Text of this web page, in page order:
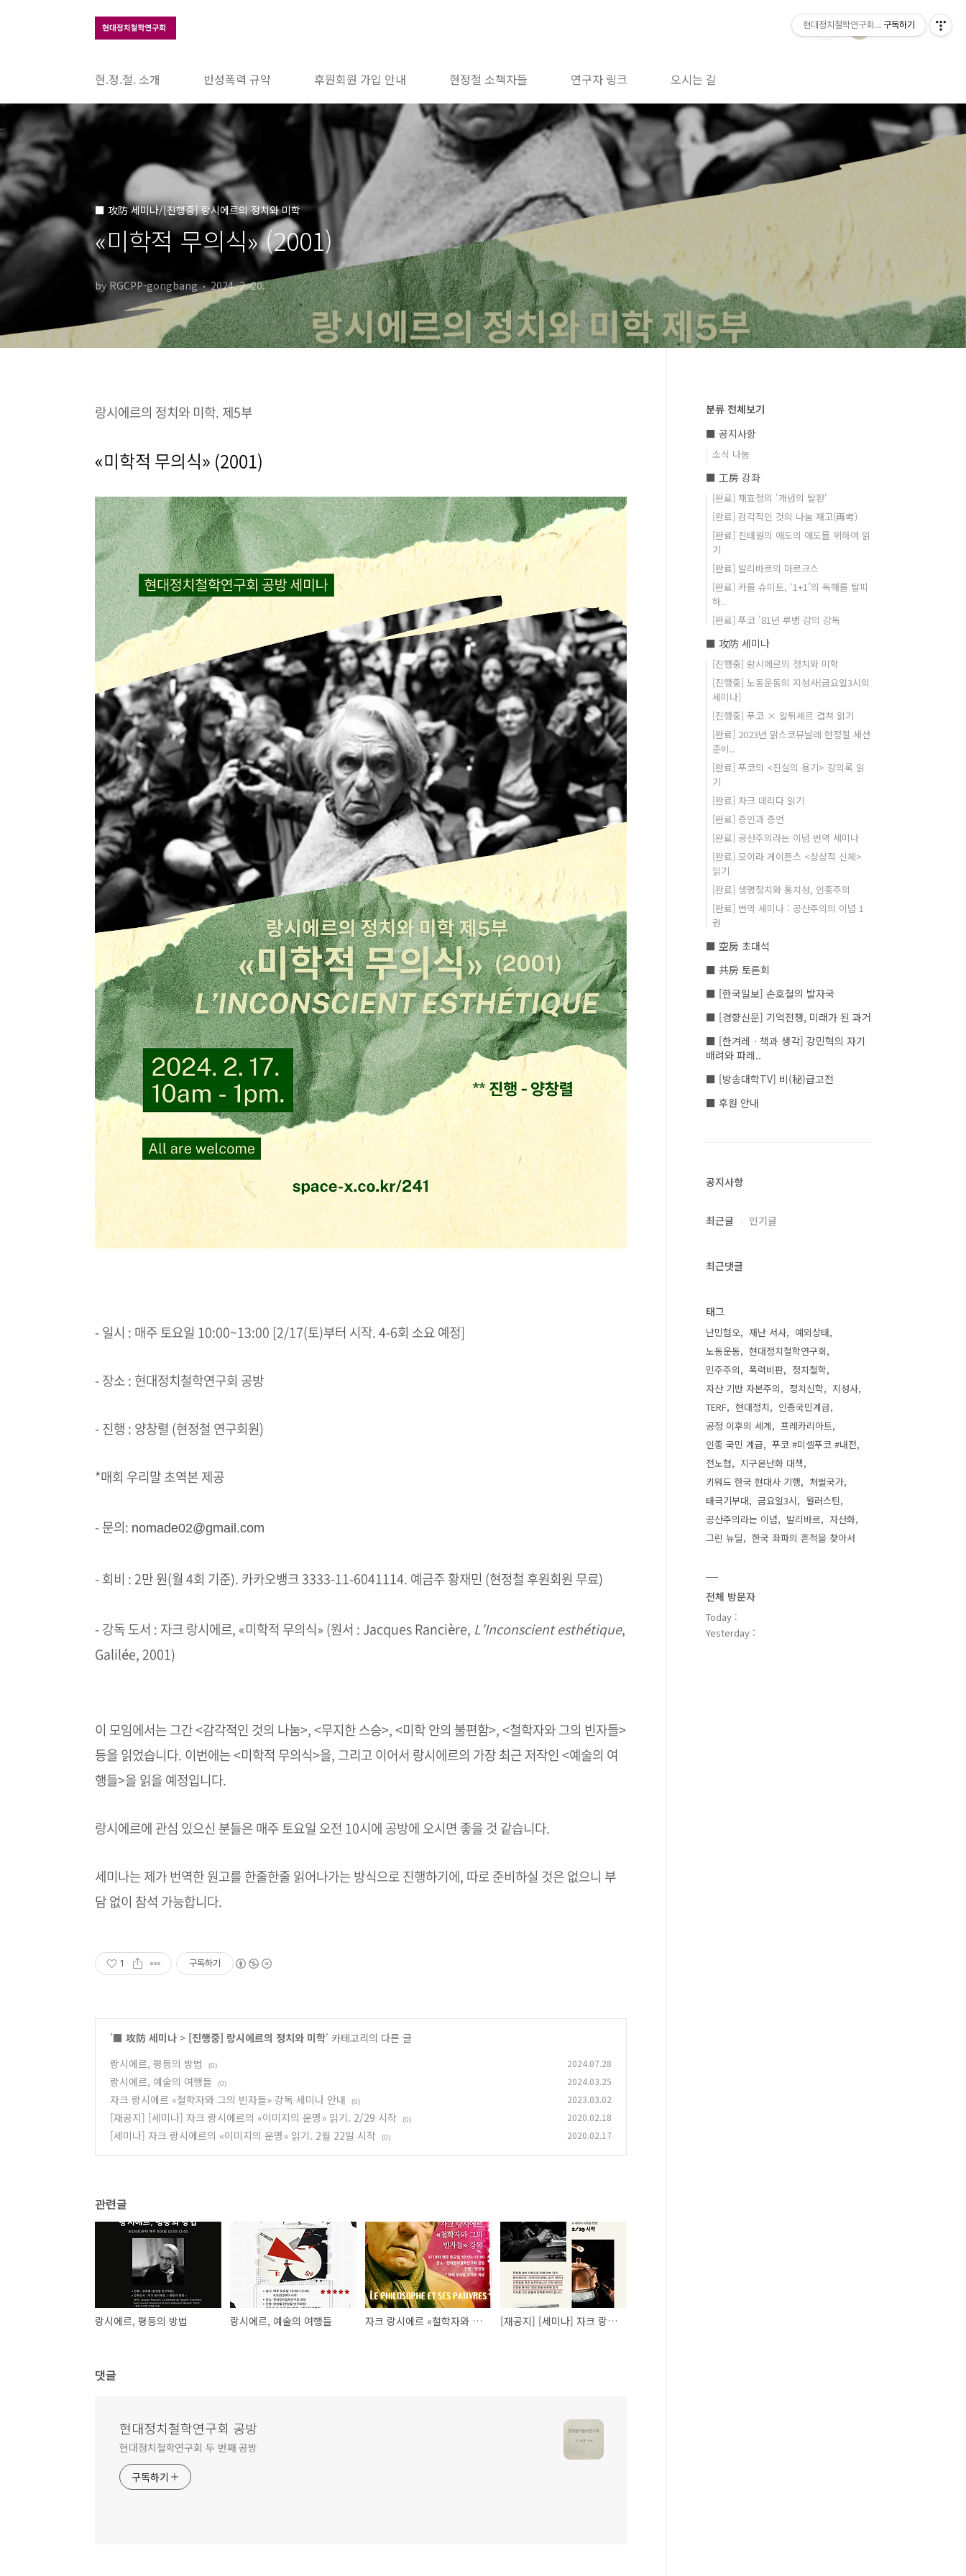
현.정.철. 소개 반성폭력 규약 후원회원 가입 안내 현정철 소책자들 연구자 링크 오시는 길
■ 攻防 세미나/[진행중] 랑시에르의 정치와 미학
«미학적 무의식» (2001)
by RGCPP-gongbang 2024. 2. 20.
랑시에르의 정치와 미학. 제5부
«미학적 무의식» (2001)
- 일시 : 매주 토요일 10:00~13:00 [2/17(토)부터 시작. 4-6회 소요 예정]
- 장소 : 현대정치철학연구회 공방
- 진행 : 양창렬 (현정철 연구회원)
*매회 우리말 초역본 제공
- 문의: nomade02@gmail.com
- 회비 : 2만 원(월 4회 기준). 카카오뱅크 3333-11-6041114. 예금주 황재민 (현정철 후원회원 무료)
- 강독 도서 : 자크 랑시에르, «미학적 무의식» (원서 : Jacques Rancière, L’Inconscient esthétique,
Galilée, 2001)
이 모임에서는 그간 <감각적인 것의 나눔>, <무지한 스승>, <미학 안의 불편함>, <철학자와 그의 빈자들>
등을 읽었습니다. 이번에는 <미학적 무의식>을, 그리고 이어서 랑시에르의 가장 최근 저작인 <예술의 여
행들>을 읽을 예정입니다.
랑시에르에 관심 있으신 분들은 매주 토요일 오전 10시에 공방에 오시면 좋을 것 같습니다.
세미나는 제가 번역한 원고를 한줄한줄 읽어나가는 방식으로 진행하기에, 따로 준비하실 것은 없으니 부
담 없이 참석 가능합니다.
1 구독하기
'■ 攻防 세미나 > [진행중] 랑시에르의 정치와 미학' 카테고리의 다른 글
랑시에르, 평등의 방법
(0) 2024.07.28
랑시에르, 예술의 여행들 (0) 2024.03.25
자크 랑시에르 «철학자와 그의 빈자들» 강독 세미나 안내 (0) 2023.03.02
[재공지] [세미나] 자크 랑시에르의 «이미지의 운명» 읽기. 2/29 시작 (0) 2020.02.18
[세미나] 자크 랑시에르의 «이미지의 운명» 읽기. 2월 22일 시작 (0) 2020.02.17
관련글
랑시에르, 평등의 방법 랑시에르, 예술의 여행들 자크 랑시에르 «철학자와 그의 빈자들» 강독 세미나 안내 [재공지] [세미나] 자크 랑시에르의 «이미지의 운명» 읽기. 2/29 시작
댓글
현대정치철학연구회 공방
현대정치철학연구회 두 번째 공방
구독하기
분류 전체보기
■ 공지사항
소식 나눔
■ 工房 강좌
[완료] 채효정의 '개념의 탈환'
[완료] 감각적인 것의 나눔 재고(再考)
[완료] 진태원의 애도의 애도를 위하여 읽
기
[완료] 발리바르의 마르크스
[완료] 카를 슈미트, ‘1+1’의 독해를 탈피
하..
[완료] 푸코 '81년 루뱅 강의 강독
■ 攻防 세미나
[진행중] 랑시에르의 정치와 미학
[진행중] 노동운동의 지성사[금요일3시의
세미나]
[진행중] 푸코 × 알튀세르 겹쳐 읽기
[완료] 2023년 맑스코뮤날레 현정철 세션
준비..
[완료] 푸코의 <진실의 용기> 강의록 읽
기
[완료] 자크 데리다 읽기
[완료] 증인과 증언
[완료] 공산주의라는 이념 번역 세미나
[완료] 모이라 게이튼스 <상상적 신체>
읽기
[완료] 생명정치와 통치성, 인종주의
[완료] 번역 세미나 : 공산주의의 이념 1
권
■ 空房 초대석
■ 共房 토론회
■ [한국일보] 손호철의 발자국
■ [경향신문] 기억전쟁, 미래가 된 과거
■ [한겨레ㆍ책과 생각] 강민혁의 자기
배려와 파레..
■ [방송대학TV] 비(秘)급고전
■ 후원 안내
공지사항
최근글 인기글
최근댓글
태그
난민혐오 재난 서사
예외상태
노동운동
현대정치철학연구회
민주주의
폭력비판
정치철학
자산 기반 자본주의
정치신학
지성사
TERF
현대정치
인종국민계급
공정 이후의 세계
프레카리아트
인종 국민 계급
푸코 #미셸푸코 #내전
전노협
지구온난화 대책
키워드 한국 현대사 기행
처벌국가
태극기부대
금요일3시
월러스틴
공산주의라는 이념
발리바르
자산화
그린 뉴딜
한국 좌파의 흔적을 찾아서
전체 방문자
Today :
Yesterday :
현대정치철학연구회 공방구독하기